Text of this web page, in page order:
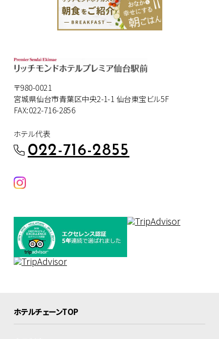
〒980-0021
宮城県仙台市青葉区中央2-1-1 仙台東宝ビル5F
FAX:022-716-2856
ホテル代表
022-716-2855
ホテルチェーンTOP